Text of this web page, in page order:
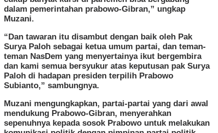
dalam pemerintahan prabowo-Gibran,” ungkap
Muzani.
“Dan tawaran itu disambut dengan baik oleh Pak
Surya Paloh sebagai ketua umum partai, dan teman-
teman NasDem yang menyertainya ikut bergembira
dan kami semua bersyukur atas keputusan pak Surya
Paloh di hadapan presiden terpilih Prabowo
Subianto,” sambungnya.
Muzani mengungkapkan, partai-partai yang dari awal
mendukung Prabowo-Gibran, menyerahkan
sepenuhnya kepada sosok Prabowo untuk melakukan